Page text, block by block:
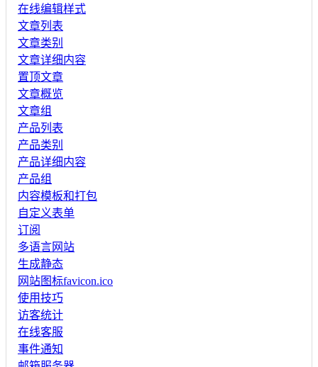
在线编辑样式
文章列表
文章类别
文章详细内容
置顶文章
文章概览
文章组
产品列表
产品类别
产品详细内容
产品组
内容模板和打包
自定义表单
订阅
多语言网站
生成静态
网站图标favicon.ico
使用技巧
访客统计
在线客服
事件通知